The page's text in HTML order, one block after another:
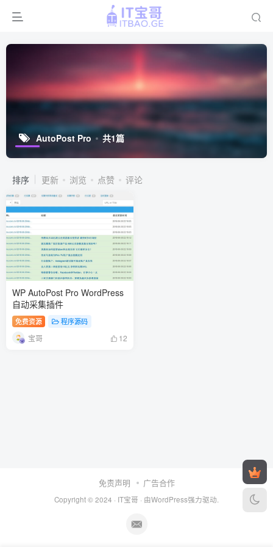
AutoPost Pro 共1篇
排序 更新 浏览 点赞 评论
WP AutoPost Pro WordPress
自动采集插件
免费资源 程序源码
宝哥 12
免责声明 广告合作
Copyright © 2024 · IT宝哥 · 由WordPress强力驱动.